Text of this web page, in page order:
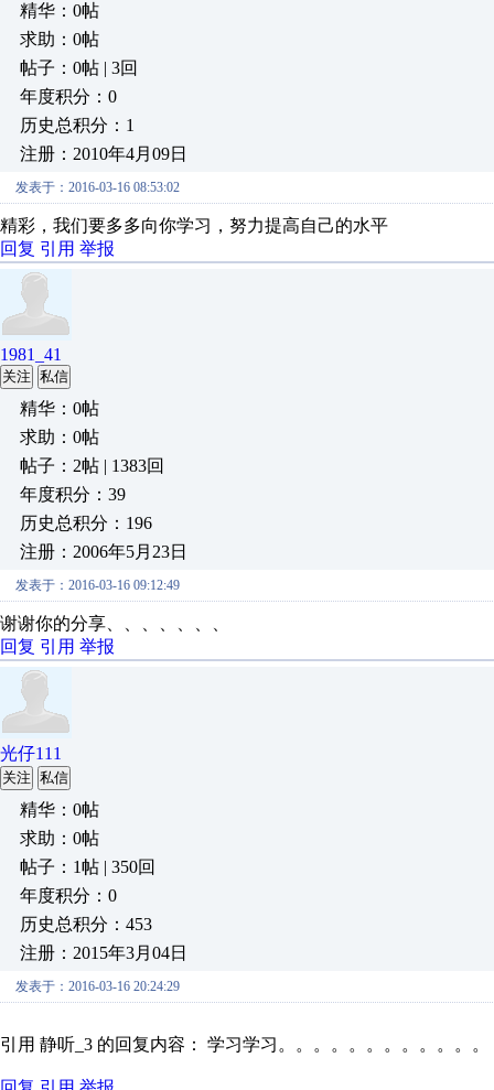
精华：0帖
求助：0帖
帖子：0帖 | 3回
年度积分：0
历史总积分：1
注册：2010年4月09日
发表于：2016-03-16 08:53:02
精彩，我们要多多向你学习，努力提高自己的水平
回复 引用 举报
1981_41
关注 私信
精华：0帖
求助：0帖
帖子：2帖 | 1383回
年度积分：39
历史总积分：196
注册：2006年5月23日
发表于：2016-03-16 09:12:49
谢谢你的分享、、、、、、、
回复 引用 举报
光仔111
关注 私信
精华：0帖
求助：0帖
帖子：1帖 | 350回
年度积分：0
历史总积分：453
注册：2015年3月04日
发表于：2016-03-16 20:24:29
引用 静听_3 的回复内容： 学习学习。。。。。。。。。。。。